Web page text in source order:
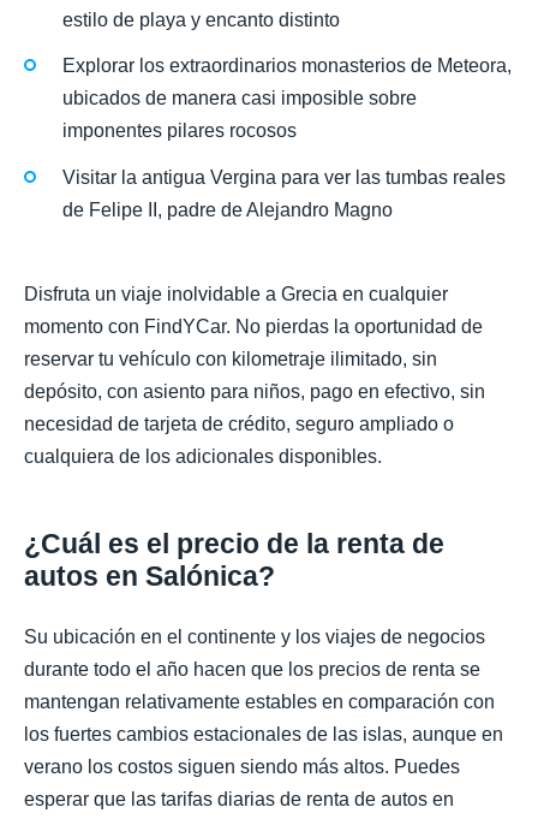
estilo de playa y encanto distinto
Explorar los extraordinarios monasterios de Meteora,
ubicados de manera casi imposible sobre
imponentes pilares rocosos
Visitar la antigua Vergina para ver las tumbas reales
de Felipe II, padre de Alejandro Magno
Disfruta un viaje inolvidable a Grecia en cualquier
momento con FindYCar. No pierdas la oportunidad de
reservar tu vehículo con kilometraje ilimitado, sin
depósito, con asiento para niños, pago en efectivo, sin
necesidad de tarjeta de crédito, seguro ampliado o
cualquiera de los adicionales disponibles.
¿Cuál es el precio de la renta de
autos en Salónica?
Su ubicación en el continente y los viajes de negocios
durante todo el año hacen que los precios de renta se
mantengan relativamente estables en comparación con
los fuertes cambios estacionales de las islas, aunque en
verano los costos siguen siendo más altos. Puedes
esperar que las tarifas diarias de renta de autos en